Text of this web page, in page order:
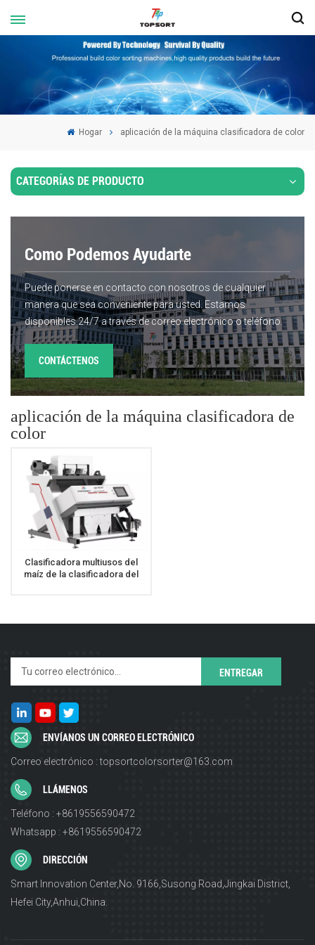
Hogar aplicación de la máquina clasificadora de color
CATEGORÍAS DE PRODUCTO
Como Podemos Ayudarte
Puede ponerse en contacto con nosotros de cualquier
manera que sea conveniente para usted. Estamos
disponibles 24/7 a través de correo electrónico o teléfono.
CONTÁCTENOS
aplicación de la máquina clasificadora de
color
Clasificadora multiusos del
maíz de la clasificadora del
ENVÍANOS UN CORREO ELECTRÓNICO
Correo electrónico : topsortcolorsorter@163.com
LLÁMENOS
Teléfono : +8619556590472
Whatsapp : +8619556590472
DIRECCIÓN
Smart Innovation Center,No. 9166,Susong Road,Jingkai District,
Hefei City,Anhui,China.